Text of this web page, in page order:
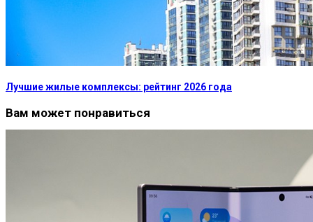
Лучшие жилые комплексы: рейтинг 2026 года
Вам может понравиться